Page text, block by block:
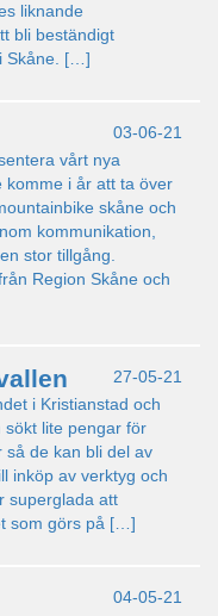
liknande
bli beständigt
Skåne. […]
03-06-21
vårt nya
komme i år att ta över
skåne och
kommunikation,
stor tillgång.
Region Skåne och
27-05-21
i Kristianstad och
sökt lite pengar för
så de kan bli del av
inköp av verktyg och
superglada att
som görs på […]
04-05-21